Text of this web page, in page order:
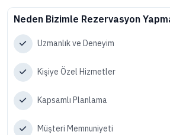
Neden Bizimle Rezervasyon
Uzmanlık ve Deneyim
Kişiye Özel Hizmetler
Kapsamlı Planlama
Müşteri Memnuniyeti